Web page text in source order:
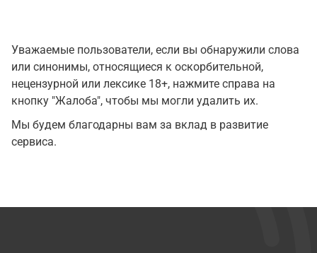
Уважаемые пользователи, если вы обнаружили слова
или синонимы, относящиеся к оскорбительной,
нецензурной или лексике 18+, нажмите справа на
кнопку "Жалоба", чтобы мы могли удалить их.
Мы будем благодарны вам за вклад в развитие
сервиса.